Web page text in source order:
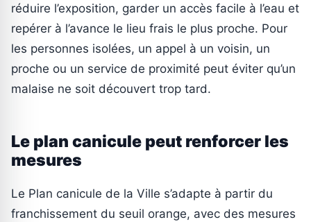
réduire l’exposition, garder un accès facile à l’eau et
repérer à l’avance le lieu frais le plus proche. Pour
les personnes isolées, un appel à un voisin, un
proche ou un service de proximité peut éviter qu’un
malaise ne soit découvert trop tard.
Le plan canicule peut renforcer les
mesures
Le Plan canicule de la Ville s’adapte à partir du
franchissement du seuil orange, avec des mesures